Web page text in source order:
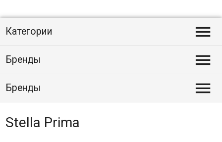
Категории 
Бренды 
Бренды 
Stella Prima